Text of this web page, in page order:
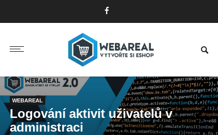
WEBAREAL
Logování aktivit uživatelů v
administraci